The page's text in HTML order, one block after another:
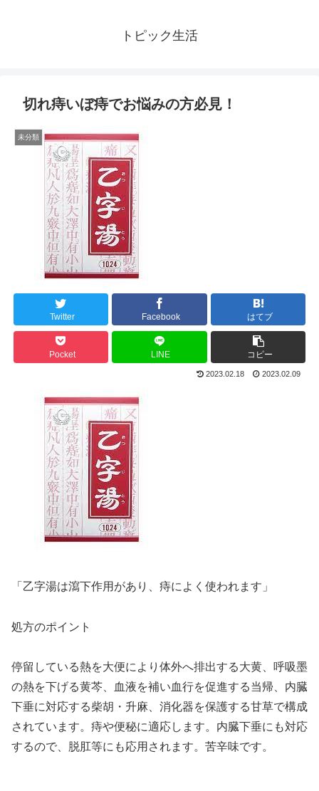
トピック生活
切れ痔いぼ痔でお悩みの方必見！
未分類
Twitter Facebook はてブ
Pocket LINE コピー
2023.02.18 2023.02.09
「乙字湯は瀉下作用があり、痔によく使われます」
処方のポイント
停留している熱を大便により体外へ排出する大黄、呼吸墨
の熱を下げる黄芩、血液を補い血行を促進する当帰、内臓
下垂に対応する柴胡・升麻、消化器を保護する甘草で構成
されています。痔や便秘に適応します。内臓下垂にも対応
するので、脱肛等にも応用されます。苦辛味です。